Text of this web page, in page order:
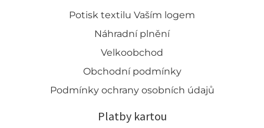
Potisk textilu Vaším logem
Náhradní plnění
Velkoobchod
Obchodní podmínky
Podmínky ochrany osobních údajů
Platby kartou